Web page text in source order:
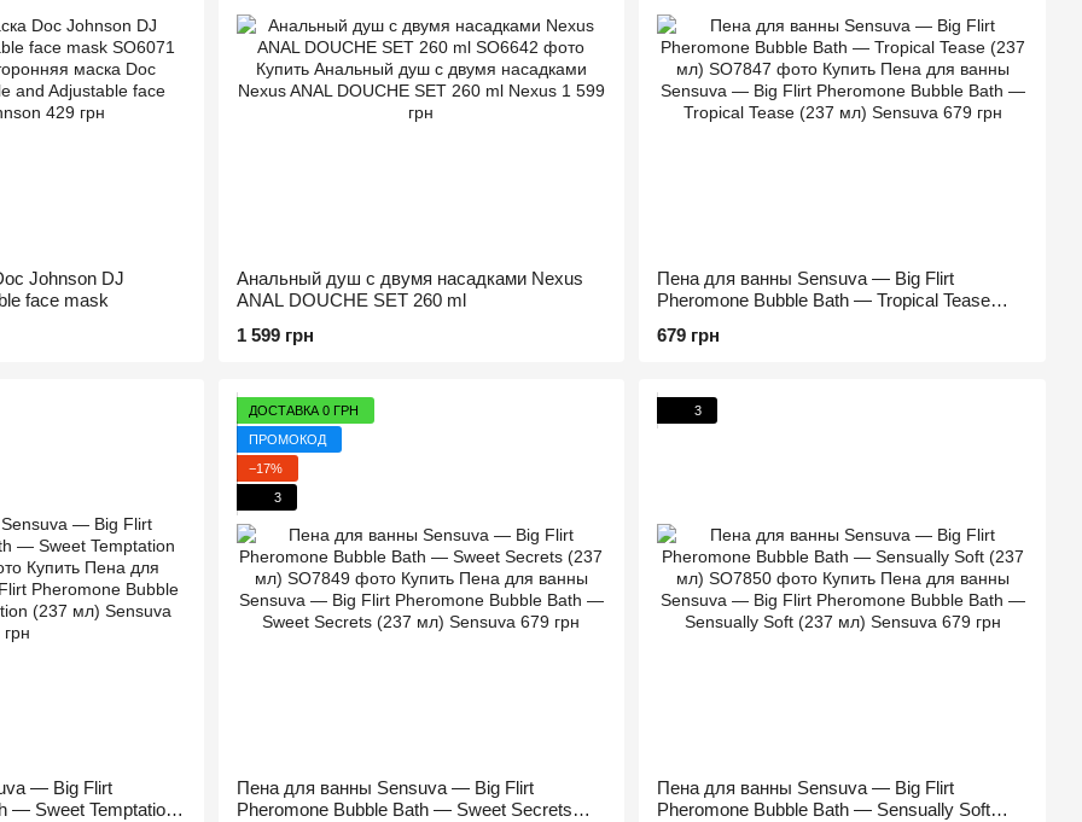
Johnson DJ
face mask
Анальный душ с двумя насадками Nexus
ANAL DOUCHE SET 260 ml
1 599 грн
Пена для ванны Sensuva — Big Flirt
Pheromone Bubble Bath — Tropical Tease
679 грн
— Big Flirt
— Sweet Temptation
ДОСТАВКА 0 ГРН
ПРОМОКОД
−17%
3
Пена для ванны Sensuva — Big Flirt
Pheromone Bubble Bath — Sweet Secrets
3
Пена для ванны Sensuva — Big Flirt
Pheromone Bubble Bath — Sensually Soft